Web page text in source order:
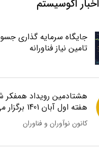
اکوسیستم
جایگاه سرمایه گذاری
تامین نیاز فناورانه
هشتادمین رویداد همفکر
هفته اول آبان 1401 برگزار می شود
کانون نوآوران و فناوران